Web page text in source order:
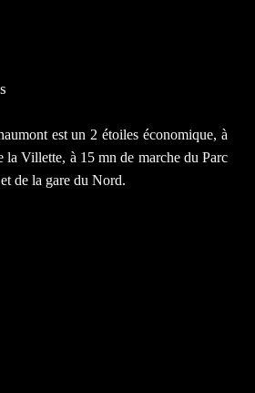
est un 2 étoiles économique, à
la Villette, à 15 mn de marche du Parc
de la gare du Nord.